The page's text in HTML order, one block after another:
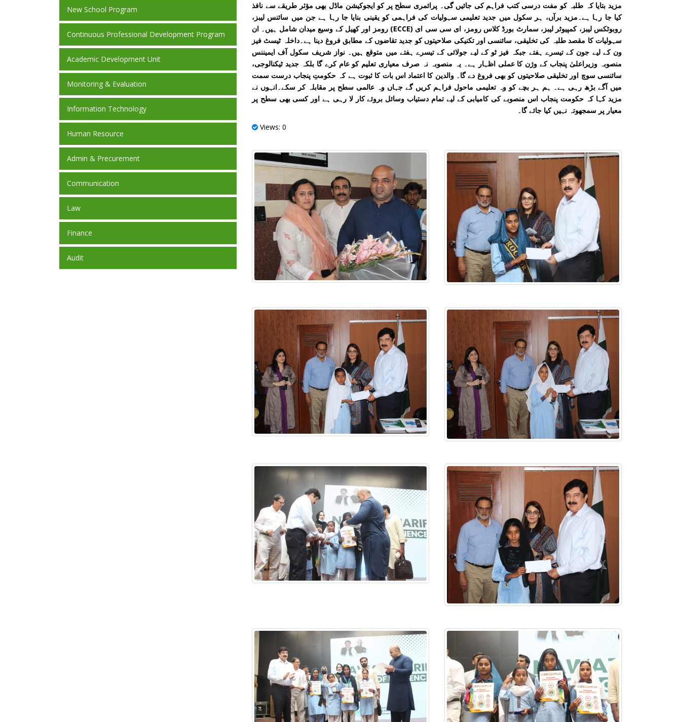
New School Program
Continuous Professional Development Program
Academic Development Unit
Monitoring & Evaluation
Information Technology
Human Resource
Admin & Precurement
Communication
Law
Finance
Audit
مزید بتایا کہ طلبہ کو مفت درسی کتب فراہم کی جائیں گی۔ پرائمری سطح پر کو ایجوکیشن ماڈل بھی مؤثر طریقے سے نافذ
کیا جا رہا ہے۔مزید برآں، ہر سکول میں جدید تعلیمی سہولیات کی فراہمی کو یقینی بنایا جا رہا ہے جن میں سائنس لیبز،
روبوٹکس لیبز، کمپیوٹر لیبز، سمارٹ بورڈ کلاس رومز، ای سی سی ای (ECCE) رومز اور کھیل کے وسیع میدان شامل ہیں۔ ان
سہولیات کا مقصد طلبہ کی تخلیقی، سائنسی اور تکنیکی صلاحیتوں کو جدید تقاضوں کے مطابق فروغ دینا ہے۔داخلہ ٹیسٹ فیز
ون کے لیے جون کے تیسرے ہفتے جبکہ فیز ٹو کے لیے جولائی کے تیسرے ہفتے میں متوقع ہیں۔ نواز شریف سکول آف ایمیننس
منصوبہ وزیراعلیٰ پنجاب کے وژن کا عملی اظہار ہے۔ یہ منصوبہ نہ صرف معیاری تعلیم کو عام کرے گا بلکہ جدید ٹیکنالوجی،
سائنسی سوچ اور تخلیقی صلاحیتوں کو بھی فروغ دے گا۔ والدین کا اعتماد اس بات کا ثبوت ہے کہ حکومتِ پنجاب درست سمت
میں آگے بڑھ رہی ہے۔ ہم ہر بچے کو وہ تعلیمی ماحول فراہم کریں گے جہاں وہ عالمی سطح پر مقابلہ کر سکے۔انہوں نے
مزید کہا کہ حکومت پنجاب اس منصوبے کی کامیابی کے لیے تمام دستیاب وسائل بروئے کار لا رہی ہے اور کسی بھی سطح پر
معیار پر سمجھوتہ نہیں کیا جائے گا۔
Views: 0